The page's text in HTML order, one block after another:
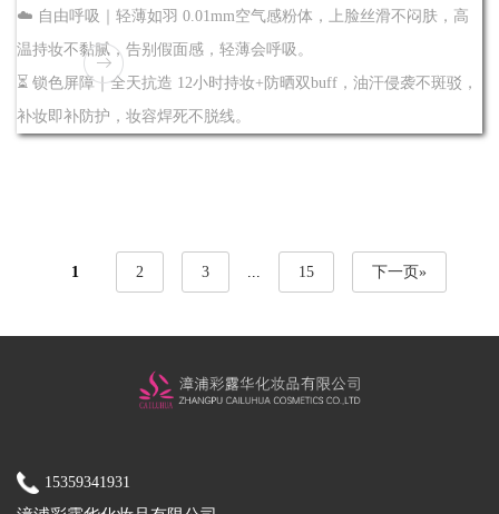
☁️ 自由呼吸｜轻薄如羽 0.01mm空气感粉体，上脸丝滑不闷肤，高
温持妆不黏腻，告别假面感，轻薄会呼吸。
⏳ 锁色屏障｜全天抗造 12小时持妆+防晒双buff，油汗侵袭不斑驳，
补妆即补防护，妆容焊死不脱线。
1 2 3 ... 15 下一页»
15359341931